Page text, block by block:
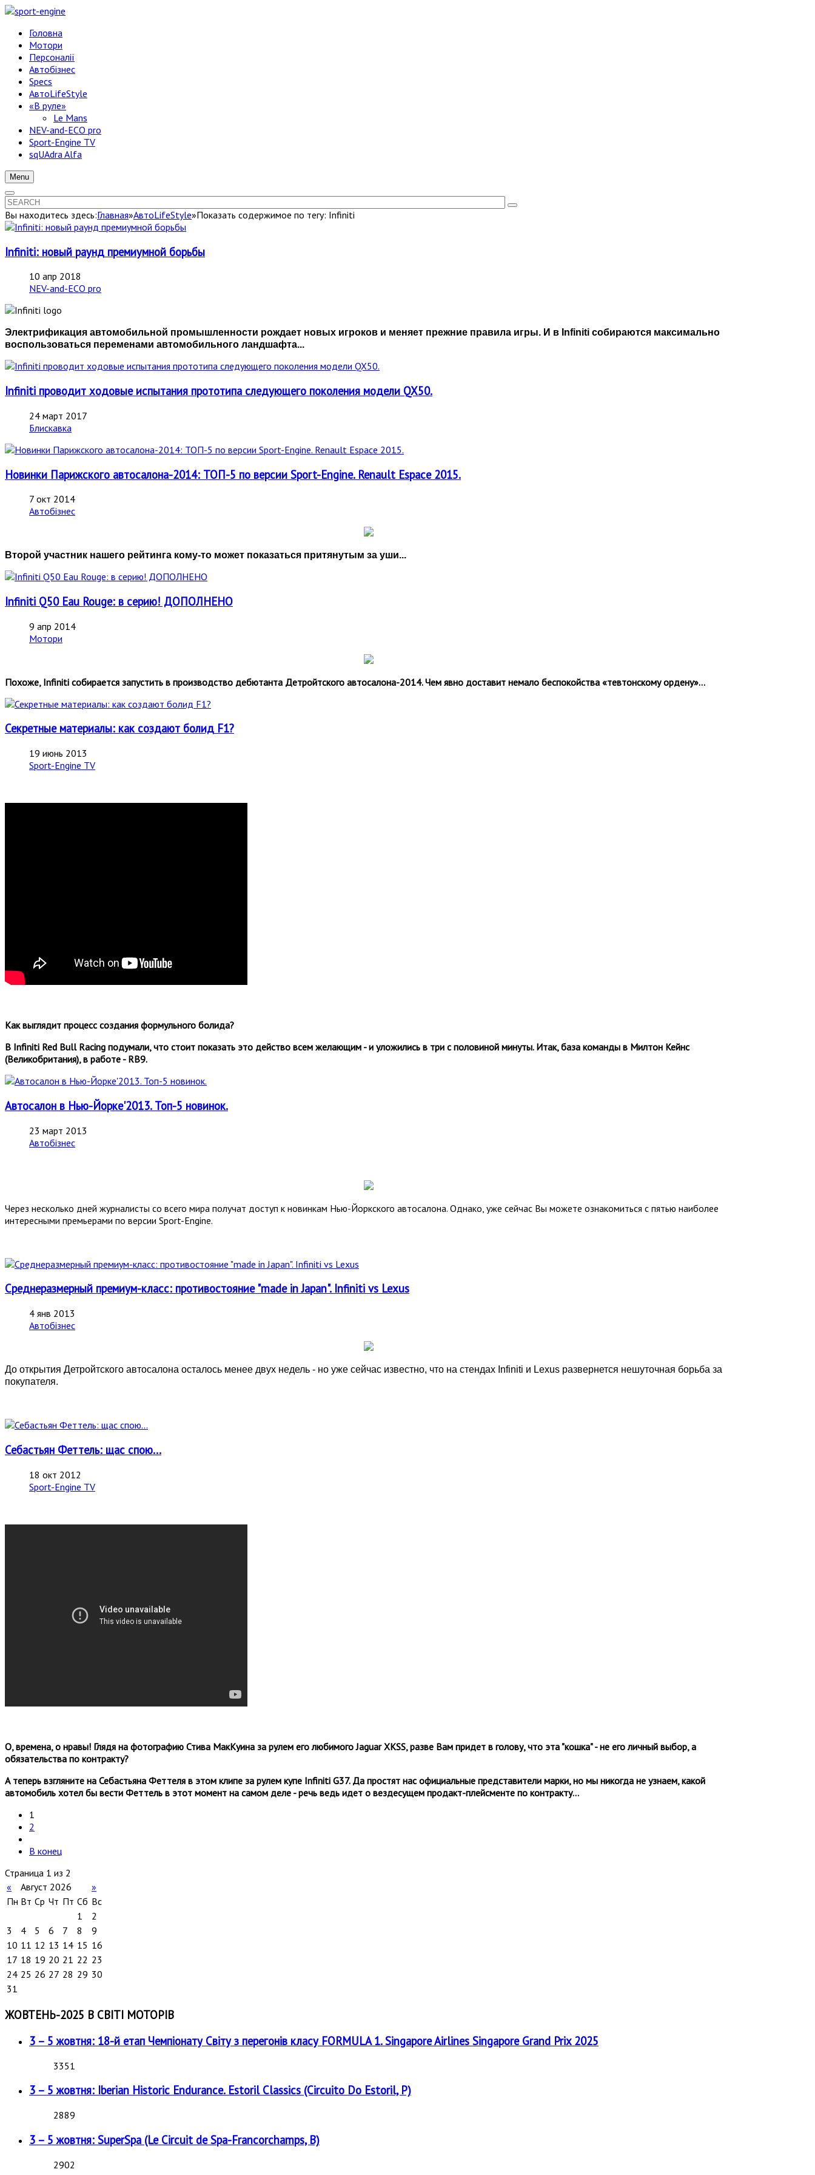
Головна
Мотори
Персоналії
Автобізнес
Specs
АвтоLifeStyle
«В руле»
Le Mans
NEV-and-ECO pro
Sport-Engine TV
sqUAdra Alfa
Menu
Вы находитесь здесь:Главная»АвтоLifeStyle»Показать содержимое по тегу: Infiniti
Infiniti: новый раунд премиумной борьбы
10 апр 2018
NEV-and-ECO pro
Электрификация автомобильной промышленности рождает новых игроков и меняет прежние правила игры. И в Infiniti собираются максимально
воспользоваться переменами автомобильного ландшафта...
Infiniti проводит ходовые испытания прототипа следующего поколения модели QX50.
24 март 2017
Блискавка
Новинки Парижского автосалона-2014: ТОП-5 по версии Sport-Engine. Renault Espace 2015.
7 окт 2014
Автобізнес
Второй участник нашего рейтинга кому-то может показаться притянутым за уши...
Infiniti Q50 Eau Rouge: в серию! ДОПОЛНЕНО
9 апр 2014
Мотори
Похоже, Infiniti собирается запустить в производство дебютанта Детройтского автосалона-2014. Чем явно доставит немало беспокойства «тевтонскому ордену»…
Секретные материалы: как создают болид F1?
19 июнь 2013
Sport-Engine TV
Как выглядит процесс создания формульного болида?
В Infiniti Red Bull Racing подумали, что стоит показать это действо всем желающим - и уложились в три с половиной минуты. Итак, база команды в Милтон Кейнс
(Великобритания), в работе - RB9.
Автосалон в Нью-Йорке'2013. Топ-5 новинок.
23 март 2013
Автобізнес
Через несколько дней журналисты со всего мира получат доступ к новинкам Нью-Йоркского автосалона. Однако, уже сейчас Вы можете ознакомиться с пятью наиболее
интересными премьерами по верcии Sport-Engine.
Среднеразмерный премиум-класс: противостояние "made in Japan". Infiniti vs Lexus
4 янв 2013
Автобізнес
До открытия Детройтского автосалона осталось менее двух недель - но уже сейчас известно, что на стендах Infiniti и Lexus развернется нешуточная борьба за
покупателя.
Себастьян Феттель: щас спою...
18 окт 2012
Sport-Engine TV
О, времена, о нравы! Глядя на фотографию Стива МакКуина за рулем его любимого Jaguar XKSS, разве Вам придет в голову, что эта "кошка" - не его личный выбор, а
обязательства по контракту?
А теперь взгляните на Себастьяна Феттеля в этом клипе за рулем купе Infiniti G37. Да простят нас официальные представители марки, но мы никогда не узнаем, какой
автомобиль хотел бы вести Феттель в этот момент на самом деле - речь ведь идет о вездесущем продакт-плейсменте по контракту...
1
2
В конец
Страница 1 из 2
«
Август 2026
»
Пн Вт Ср Чт Пт Сб Вс
1
2
3
4 5 6 7 8
9
10 11 12 13 14 15 16
17 18 19 20 21 22 23
24 25 26 27 28 29 30
31
ЖОВТЕНЬ-2025 В СВІТІ МОТОРІВ
3 – 5 жовтня: 18-й етап Чемпіонату Світу з перегонів класу FORMULA 1. Singapore Airlines Singapore Grand Prix 2025
3351
3 – 5 жовтня: Iberian Historic Endurance. Estoril Classics (Circuito Do Estoril, P)
2889
3 – 5 жовтня: SuperSpa (Le Circuit de Spa-Francorchamps, B)
2902